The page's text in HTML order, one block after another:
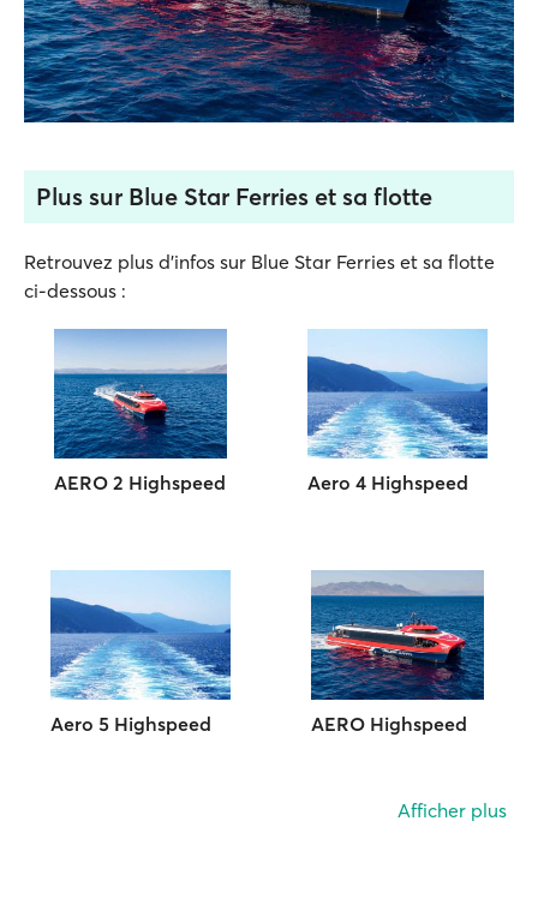
Plus sur Blue Star Ferries et sa flotte
Retrouvez plus d'infos sur Blue Star Ferries et sa flotte
ci-dessous :
AERO 2 Highspeed Aero 4 Highspeed
Aero 5 Highspeed AERO Highspeed
Afficher plus